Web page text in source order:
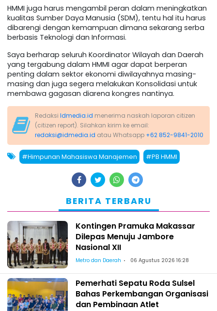
HMMI juga harus mengambil peran dalam meningkatkan
kualitas Sumber Daya Manusia (SDM), tentu hal itu harus
dibarengi dengan kemampuan dimana sekarang serba
berbasis Teknologi dan Informasi.
Saya berharap seluruh Koordinator Wilayah dan Daerah
yang tergabung dalam HMMI agar dapat berperan
penting dalam sektor ekonomi diwilayahnya masing-
masing dan juga segera melakukan Konsolidasi untuk
membawa gagasan diarena kongres nantinya.
Redaksi Idmedia.id menerima naskah laporan citizen
(citizen report). Silahkan kirim ke email:
redaksi@idmedia.id atau Whatsapp +62 852-9841-2010
#Himpunan Mahasiswa Manajemen #PB HMMI
BERITA TERBARU
Kontingen Pramuka Makassar
Dilepas Menuju Jambore
Nasional XII
Metro dan Daerah 06 Agustus 2026 16:28
Pemerhati Sepatu Roda Sulsel
Bahas Perkembangan Organisasi
dan Pembinaan Atlet